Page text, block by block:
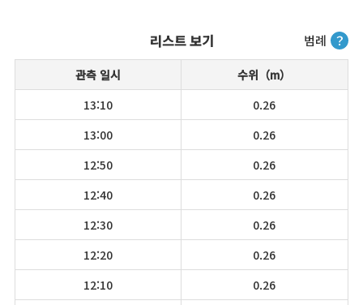
범례 ？
리스트 보기
관측 일시
수위（m）
13:10
0.26
13:00
0.26
12:50
0.26
12:40
0.26
12:30
0.26
12:20
0.26
12:10
0.26